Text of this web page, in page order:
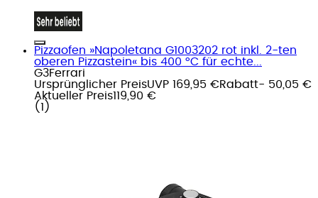
Pizzaofen »Napoletana G1003202 rot inkl. 2-ten
oberen Pizzastein« bis 400 °C für echte...
G3Ferrari
Ursprünglicher PreisUVP 169,95 €Rabatt- 50,05 €
Aktueller Preis119,90 €
( 1 )